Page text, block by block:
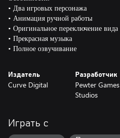
• Два игровых персонажа
• Анимация ручной работы
• Оригинальное переключение вида
• Прекрасная музыка
• Полное озвучивание
Издатель
Curve Digital
Разработчик
Pewter Games
Studios
Играть с